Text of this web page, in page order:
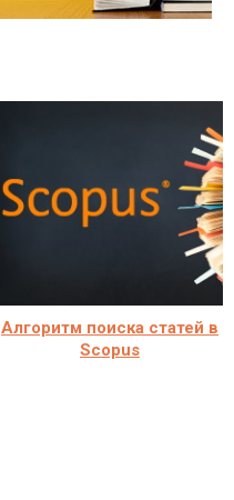
Алгоритм поиска статей в
Scopus